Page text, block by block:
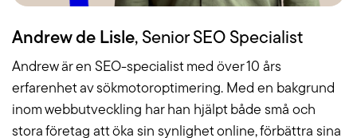
Andrew de Lisle, Senior SEO Specialist
Andrew är en SEO-specialist med över 10 års
erfarenhet av sökmotoroptimering. Med en bakgrund
inom webbutveckling har han hjälpt både små och
stora företag att öka sin synlighet online, förbättra sina